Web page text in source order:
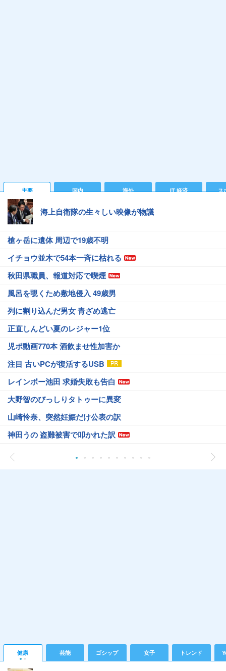
主要 国内 海外 IT 経済 ス
海上自衛隊の生々しい映像が物議
槍ヶ岳に遺体 周辺で19歳不明
イチョウ並木で54本一斉に枯れる
秋田県職員、報道対応で喫煙
風呂を覗くため敷地侵入 49歳男
列に割り込んだ男女 青ざめ逃亡
正直しんどい夏のレジャー1位
児ポ動画770本 酒飲ませ性加害か
注目 古いPCが復活するUSB
レインボー池田 求婚失敗も告白
大野智のびっしりタトゥーに異変
山崎怜奈、突然妊娠だけ公表の訳
神田うの 盗難被害で叩かれた訳
健康 芸能 ゴシップ 女子 トレンド